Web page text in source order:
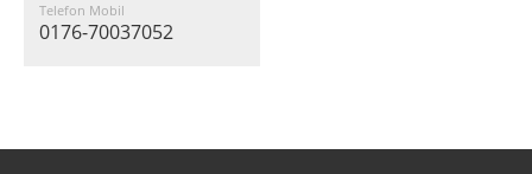
Telefon Mobil
0176-70037052